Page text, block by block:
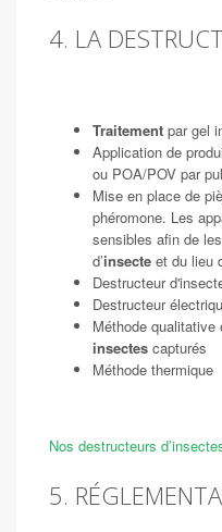
4. LA
Traitement par gel
Application de
ou POA/POV par
Mise en place de
phéromone. Les
sensibles afin de
d’insecte et du lieu
Destructeur
Destructeur
Méthode
insectes capturés
Méthode thermique
Nos destructeurs
5.